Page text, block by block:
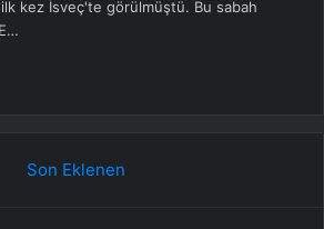
ilk kez İsveç'te görülmüştü. Bu sabah
Son Eklenen